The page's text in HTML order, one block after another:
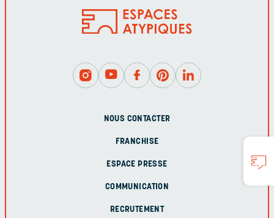
NOUS CONTACTER
FRANCHISE
ESPACE PRESSE
COMMUNICATION
RECRUTEMENT